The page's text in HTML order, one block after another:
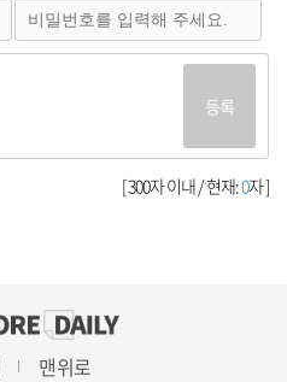
등록
[ 300자 이내 / 현재:0자 ]
맨위로